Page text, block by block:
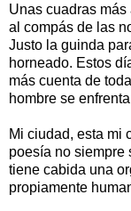
Unas cuadras
al compás de las
Justo la guinda
horneado. Estos
más cuenta de
hombre se
Mi ciudad, esta mi
poesía no siempre
tiene cabida una
propiamente